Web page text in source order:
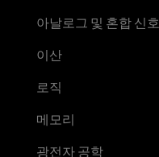
아날로그 및 혼합 신호
이산
로직
메모리
광전자 공학